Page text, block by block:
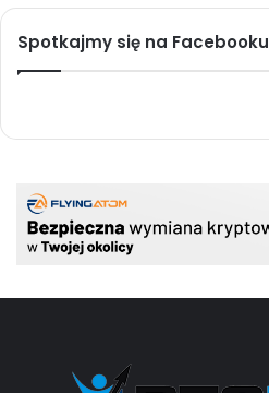
Spotkajmy się na Facebooku